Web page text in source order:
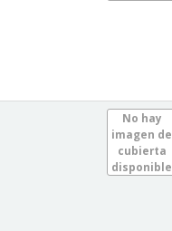
No hay
imagen de
cubierta
disponible